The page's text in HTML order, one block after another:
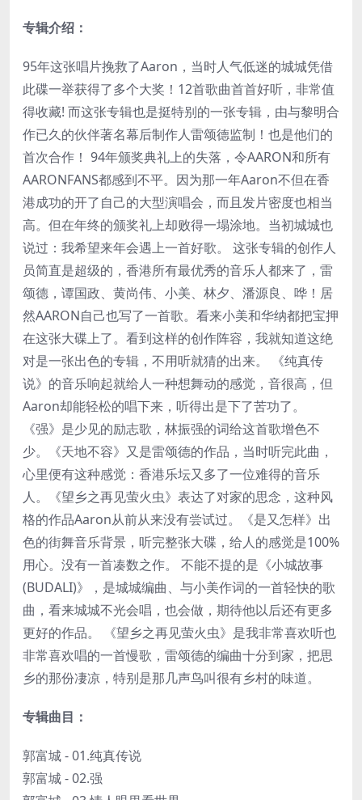
专辑介绍：
95年这张唱片挽救了Aaron，当时人气低迷的城城凭借
此碟一举获得了多个大奖！12首歌曲首首好听，非常值
得收藏! 而这张专辑也是挺特别的一张专辑，由与黎明合
作已久的伙伴著名幕后制作人雷颂德监制！也是他们的
首次合作！ 94年颁奖典礼上的失落，令AARON和所有
AARONFANS都感到不平。因为那一年Aaron不但在香
港成功的开了自己的大型演唱会，而且发片密度也相当
高。但在年终的颁奖礼上却败得一塌涂地。当初城城也
说过：我希望来年会遇上一首好歌。 这张专辑的创作人
员简直是超级的，香港所有最优秀的音乐人都来了，雷
颂德，谭国政、黄尚伟、小美、林夕、潘源良、哗！居
然AARON自己也写了一首歌。看来小美和华纳都把宝押
在这张大碟上了。看到这样的创作阵容，我就知道这绝
对是一张出色的专辑，不用听就猜的出来。 《纯真传
说》的音乐响起就给人一种想舞动的感觉，音很高，但
Aaron却能轻松的唱下来，听得出是下了苦功了。
《强》是少见的励志歌，林振强的词给这首歌增色不
少。《天地不容》又是雷颂德的作品，当时听完此曲，
心里便有这种感觉：香港乐坛又多了一位难得的音乐
人。《望乡之再见萤火虫》表达了对家的思念，这种风
格的作品Aaron从前从来没有尝试过。《是又怎样》出
色的街舞音乐背景，听完整张大碟，给人的感觉是100%
用心。没有一首凑数之作。 不能不提的是《小城故事
(BUDALI)》，是城城编曲、与小美作词的一首轻快的歌
曲，看来城城不光会唱，也会做，期待他以后还有更多
更好的作品。 《望乡之再见萤火虫》是我非常喜欢听也
非常喜欢唱的一首慢歌，雷颂德的编曲十分到家，把思
乡的那份凄凉，特别是那几声鸟叫很有乡村的味道。
专辑曲目：
郭富城 - 01.纯真传说
郭富城 - 02.强